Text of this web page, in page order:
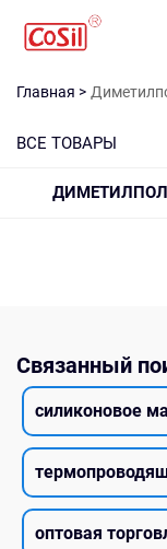
Главная >
ВСЕ ТОВАРЫ
Связанный
силиконовое
оптовая